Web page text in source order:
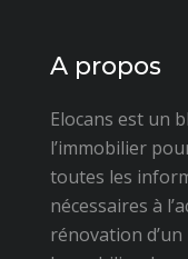
A propos
Elocans est un
l’immobilier
toutes les
nécessaires à
rénovation